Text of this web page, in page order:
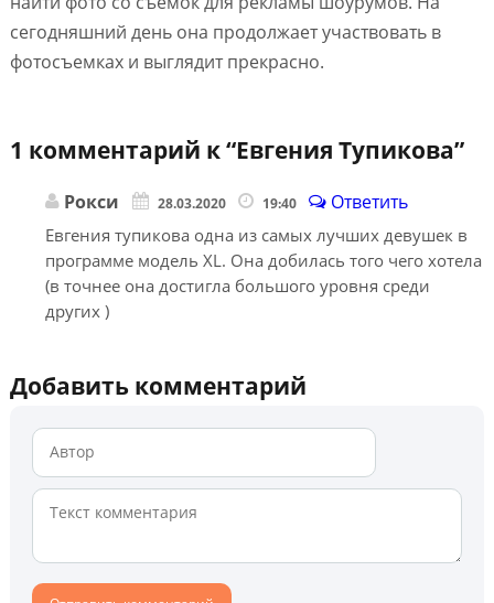
сегодняшний день она продолжает участвовать в
фотосъемках и выглядит прекрасно.
1 комментарий к “Евгения Тупикова”
Рокси 28.03.2020 19:40 Ответить
Евгения тупикова одна из самых лучших девушек в
программе модель XL. Она добилась того чего хотела
(в точнее она достигла большого уровня среди
других )
Добавить комментарий